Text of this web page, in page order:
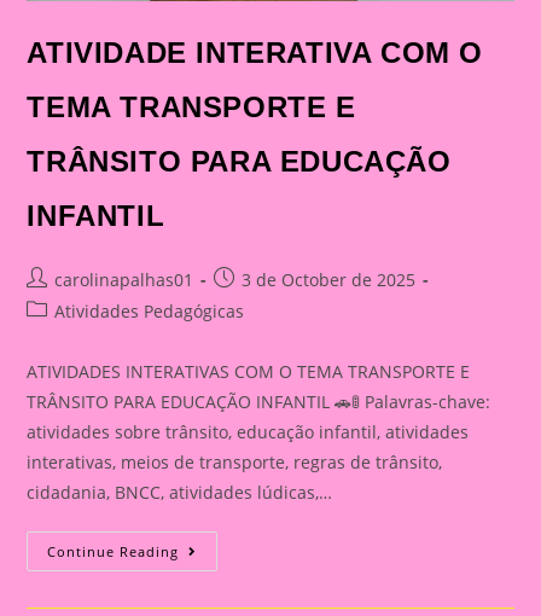
ATIVIDADE INTERATIVA COM O
TEMA TRANSPORTE E
TRÂNSITO PARA EDUCAÇÃO
INFANTIL
Post
author:
carolinapalhas01
Post
published:
3 de October de 2025
PostAtividades Pedagógicas
ATIVIDADES INTERATIVAS COM O TEMA TRANSPORTE E
TRÂNSITO PARA EDUCAÇÃO INFANTIL 🚗🚦 Palavras-chave:
atividades sobre trânsito, educação infantil, atividades
interativas, meios de transporte, regras de trânsito,
cidadania, BNCC, atividades lúdicas,…
Continue Reading ATIVIDADE
INTERATIVA
O